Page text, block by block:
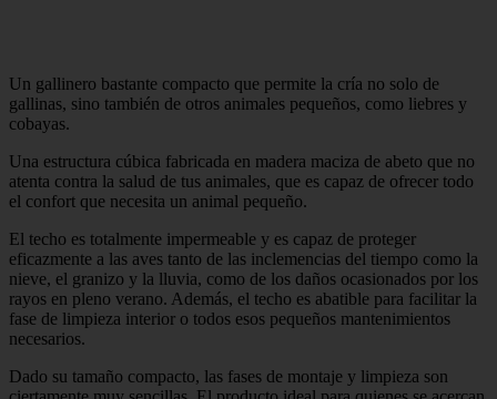
Un gallinero bastante compacto que permite la cría no solo de
gallinas, sino también de otros animales pequeños, como liebres y
cobayas.
Una estructura cúbica fabricada en madera maciza de abeto que no
atenta contra la salud de tus animales, que es capaz de ofrecer todo
el confort que necesita un animal pequeño.
El techo es totalmente impermeable y es capaz de proteger
eficazmente a las aves tanto de las inclemencias del tiempo como la
nieve, el granizo y la lluvia, como de los daños ocasionados por los
rayos en pleno verano. Además, el techo es abatible para facilitar la
fase de limpieza interior o todos esos pequeños mantenimientos
necesarios.
Dado su tamaño compacto, las fases de montaje y limpieza son